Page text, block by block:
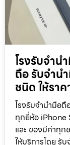
โรงรับจำน
ถือ รับจำน
ชนิด ให้รา
โรงรับจำนำมือ
ทุกยี่ห้อ
และ ของมีค่าทุก
ให้บริการโดย รั